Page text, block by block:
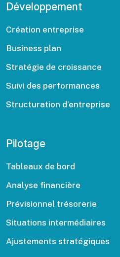
Développement
Création entreprise
Business plan
Stratégie de croissance
Suivi des performances
Structuration d’entreprise
Pilotage
Tableaux de bord
Analyse financière
Prévisionnel trésorerie
Situations intermédiaires
Ajustements stratégiques